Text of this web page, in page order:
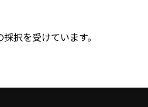
択を受けています。